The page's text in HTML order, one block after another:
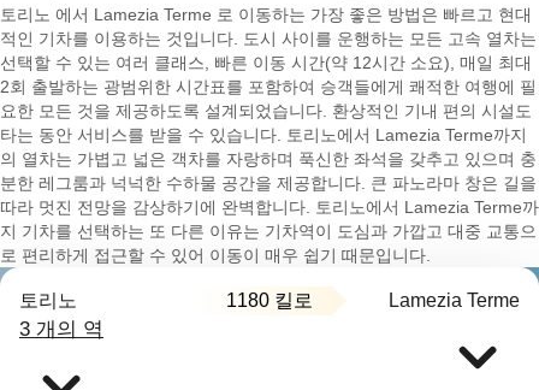
토리노 에서 Lamezia Terme 로 이동하는 가장 좋은 방법은 빠르고 현대
적인 기차를 이용하는 것입니다. 도시 사이를 운행하는 모든 고속 열차는
선택할 수 있는 여러 클래스, 빠른 이동 시간(약 12시간 소요), 매일 최대
2회 출발하는 광범위한 시간표를 포함하여 승객들에게 쾌적한 여행에 필
요한 모든 것을 제공하도록 설계되었습니다. 환상적인 기내 편의 시설도
타는 동안 서비스를 받을 수 있습니다. 토리노에서 Lamezia Terme까지
의 열차는 가볍고 넓은 객차를 자랑하며 푹신한 좌석을 갖추고 있으며 충
분한 레그룸과 넉넉한 수하물 공간을 제공합니다. 큰 파노라마 창은 길을
따라 멋진 전망을 감상하기에 완벽합니다. 토리노에서 Lamezia Terme까
지 기차를 선택하는 또 다른 이유는 기차역이 도심과 가깝고 대중 교통으
로 편리하게 접근할 수 있어 이동이 매우 쉽기 때문입니다.
토리노 1180 킬로 Lamezia Terme
3 개의 역